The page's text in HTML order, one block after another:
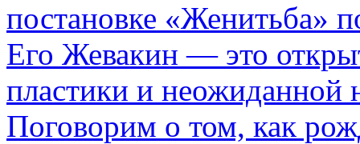
постановке «Женитьба»
Его Жевакин — это
пластики и неожиданной
Поговорим о том, как